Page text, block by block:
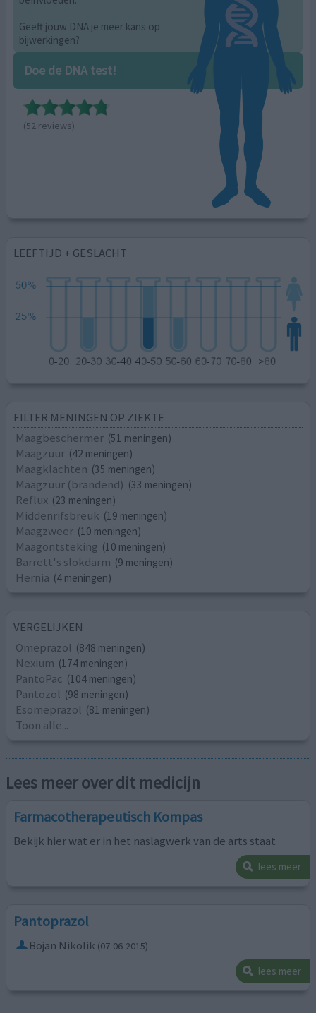
Geeft jouw DNA je meer kans op
bijwerkingen?
Doe de DNA test!
(52 reviews)
LEEFTIJD + GESLACHT
FILTER MENINGEN OP ZIEKTE
Maagbeschermer (51 meningen)
Maagzuur (42 meningen)
Maagklachten (35 meningen)
Maagzuur (brandend) (33 meningen)
Reflux (23 meningen)
Middenrifsbreuk (19 meningen)
Maagzweer (10 meningen)
Maagontsteking (10 meningen)
Barrett's slokdarm (9 meningen)
Hernia (4 meningen)
VERGELIJKEN
Omeprazol (848 meningen)
Nexium (174 meningen)
PantoPac (104 meningen)
Pantozol (98 meningen)
Esomeprazol (81 meningen)
Toon alle...
Lees meer over dit medicijn
Farmacotherapeutisch Kompas
Bekijk hier wat er in het naslagwerk van de arts staat
lees meer
Pantoprazol
Bojan Nikolik (07-06-2015)
lees meer